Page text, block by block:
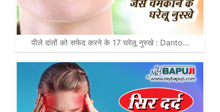
पीले दांतों को सफेद करने के 17 घरेलू नुस्खे : Danto…